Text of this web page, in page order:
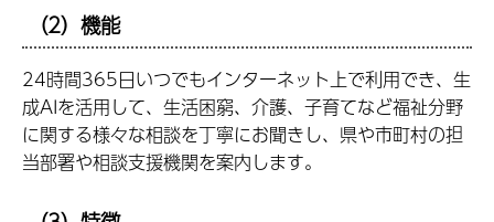
（2）機能
24時間365日いつでもインターネット上で利用でき、生
成AIを活用して、生活困窮、介護、子育てなど福祉分野
に関する様々な相談を丁寧にお聞きし、県や市町村の担
当部署や相談支援機関を案内します。